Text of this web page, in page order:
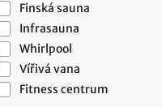
Finská sauna
Infrasauna
Whirlpool
Vířivá vana
Fitness centrum